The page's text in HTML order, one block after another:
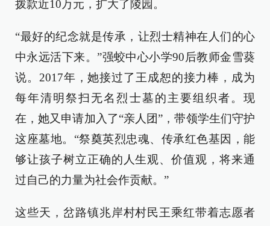
拨款近10万元，扩大了陵园。
“最好的纪念就是传承，让烈士精神在人们的心
中永远活下来。”强蛟中心小学90后教师金雪葵
说。2017年，她接过了王成恕的接力棒，成为
每年清明祭扫无名烈士墓的主要组织者。现
在，她又申请加入了“亲人团”，带领学生们守护
这座墓地。“祭奠英烈忠魂、传承红色基因，能
够让孩子树立正确的人生观、价值观，将来通
过自己的力量为社会作贡献。”
这些天，岔路镇兆岸村村民王乘红带着志愿者